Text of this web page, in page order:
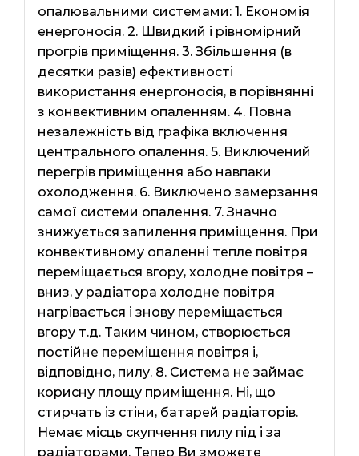
опалювальними системами: 1. Економія
енергоносія. 2. Швидкий і рівномірний
прогрів приміщення. 3. Збільшення (в
десятки разів) ефективності
використання енергоносія, в порівнянні
з конвективним опаленням. 4. Повна
незалежність від графіка включення
центрального опалення. 5. Виключений
перегрів приміщення або навпаки
охолодження. 6. Виключено замерзання
самої системи опалення. 7. Значно
знижується запилення приміщення. При
конвективному опаленні тепле повітря
переміщається вгору, холодне повітря –
вниз, у радіатора холодне повітря
нагрівається і знову переміщається
вгору т.д. Таким чином, створюється
постійне переміщення повітря і,
відповідно, пилу. 8. Система не займає
корисну площу приміщення. Ні, що
стирчать із стіни, батарей радіаторів.
Немає місць скупчення пилу під і за
радіаторами. Тепер Ви зможете